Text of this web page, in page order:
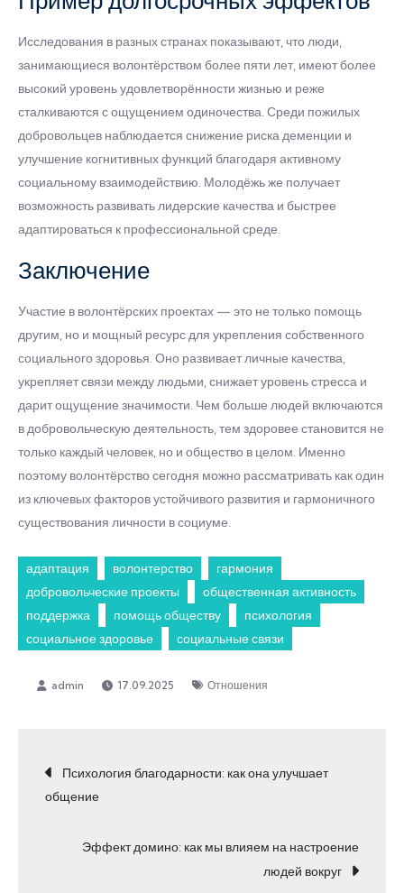
Исследования в разных странах показывают, что люди,
занимающиеся волонтёрством более пяти лет, имеют более
высокий уровень удовлетворённости жизнью и реже
сталкиваются с ощущением одиночества. Среди пожилых
добровольцев наблюдается снижение риска деменции и
улучшение когнитивных функций благодаря активному
социальному взаимодействию. Молодёжь же получает
возможность развивать лидерские качества и быстрее
адаптироваться к профессиональной среде.
Заключение
Участие в волонтёрских проектах — это не только помощь
другим, но и мощный ресурс для укрепления собственного
социального здоровья. Оно развивает личные качества,
укрепляет связи между людьми, снижает уровень стресса и
дарит ощущение значимости. Чем больше людей включаются
в добровольческую деятельность, тем здоровее становится не
только каждый человек, но и общество в целом. Именно
поэтому волонтёрство сегодня можно рассматривать как один
из ключевых факторов устойчивого развития и гармоничного
существования личности в социуме.
адаптация волонтерство
гармония
добровольческие проекты
общественная активность
поддержка
помощь обществу
психология
социальное здоровье
социальные связи
17.09.2025 Отношения
Навигация
по
записям
Психология благодарности: как она улучшает
общение
Эффект домино: как мы влияем на настроение
людей вокруг